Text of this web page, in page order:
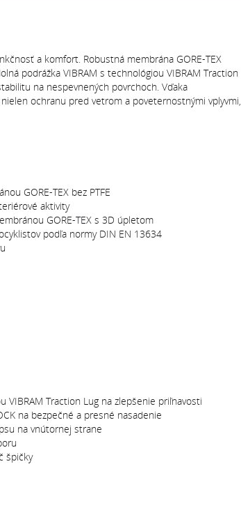
a komfort. Robustná membrána GORE-TEX
podrážka VIBRAM s technológiou VIBRAM Traction
na nespevnených povrchoch. Vďaka
ochranu pred vetrom a poveternostnými vplyvmi,
GORE-TEX bez PTFE
aktivity
GORE-TEX s 3D úpletom
podľa normy DIN EN 13634
VIBRAM Traction Lug na zlepšenie priľnavosti
na bezpečné a presné nasadenie
na vnútornej strane
špičky